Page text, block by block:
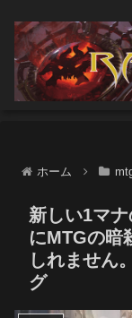
ホーム
新しい1マ
にMTGの暗
しれません
グ